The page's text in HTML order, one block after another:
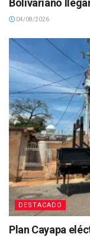
Bolivariano
04/08/2026
DESTACADO
Plan Cayapa